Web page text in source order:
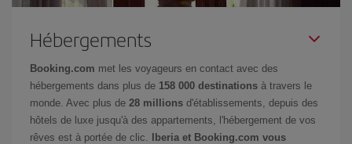
Hébergements
Booking.com met les voyageurs en contact avec des
hébergements dans plus de 158 000 destinations à travers le
monde. Avec plus de 28 millions d'établissements, depuis des
hôtels de luxe jusqu'à des appartements, l'hébergement de vos
rêves est à portée de clic.
Iberia et Booking.com vous